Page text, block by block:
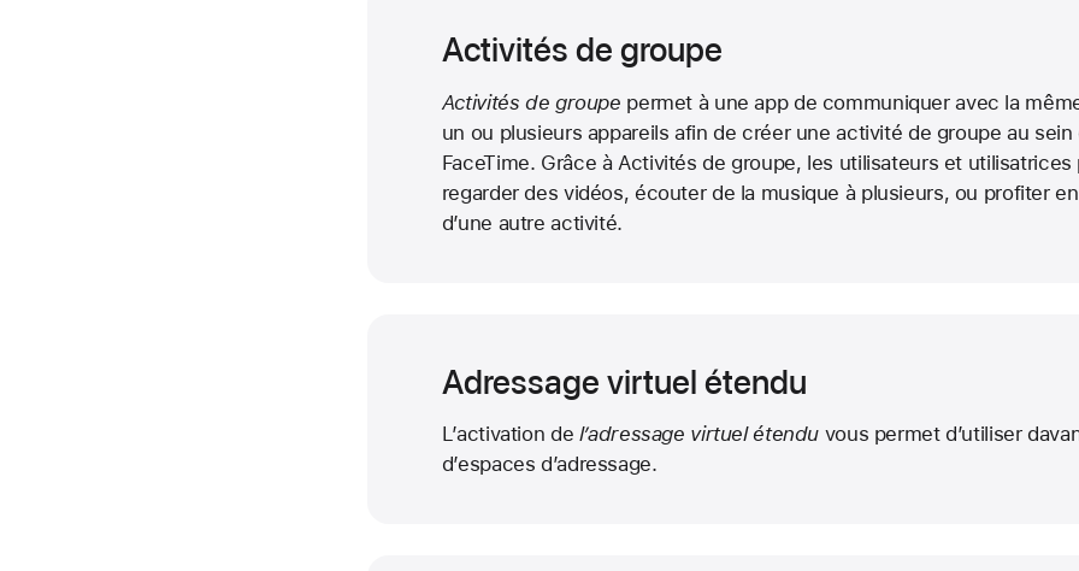
Activités de groupe
Activités de groupe permet à une app de communiquer avec la
un ou plusieurs appareils afin de créer une activité de groupe au sein
FaceTime. Grâce à Activités de groupe, les utilisateurs et utilisatrices
regarder des vidéos, écouter de la musique à plusieurs, ou profiter
d’une autre activité.
Adressage virtuel étendu
L’activation de l’adressage virtuel étendu vous permet d’utiliser
d’espaces d’adressage.